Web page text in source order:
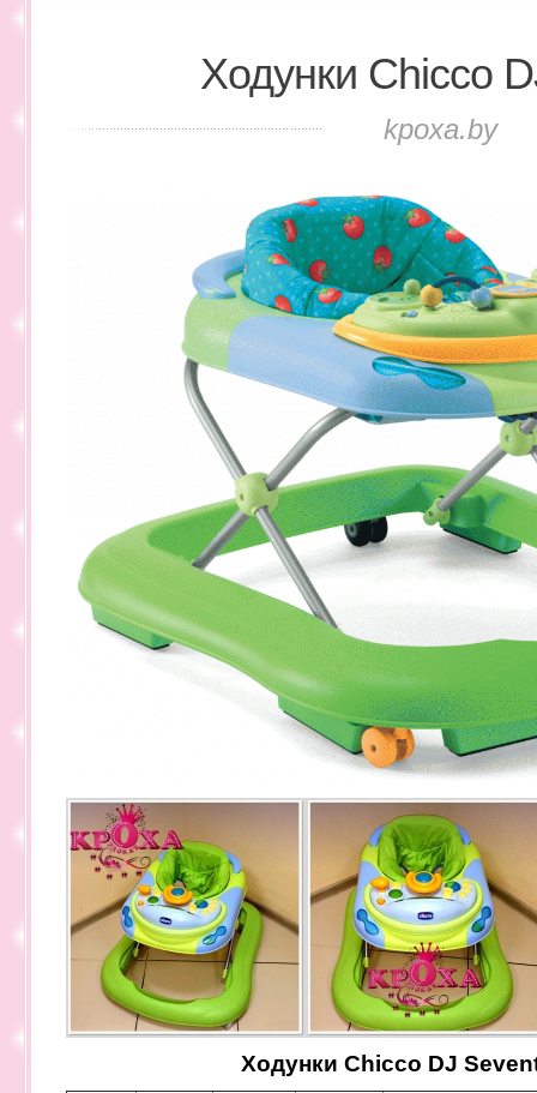
Ходунки Chicco
kpoxa.by
Ходунки Chicco DJ